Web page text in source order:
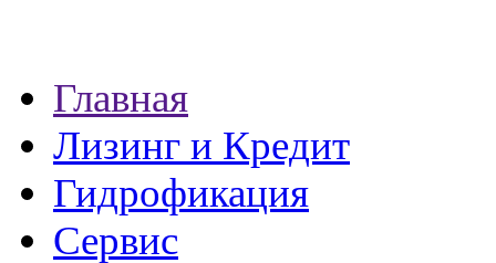
Главная
Лизинг и Кредит
Гидрофикация
Сервис